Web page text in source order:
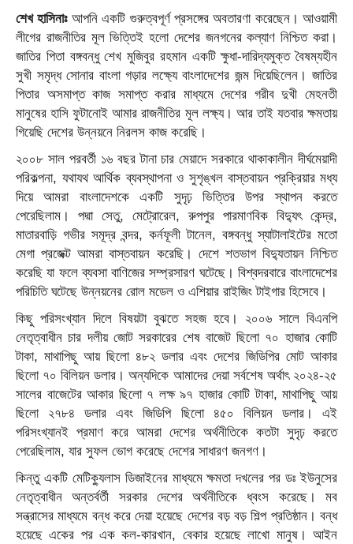
শেখ হাসিনাঃআপনি একটি গুরুত্বপূর্ণ প্রসঙ্গের অবতারণা করেছেন। আওয়ামী
লীগের রাজনীতির মূল ভিত্তিই হলো দেশের জনগনের কল্যাণ নিশ্চিত করা।
জাতির পিতা বঙ্গবন্ধু শেখ মুজিবুর রহমান একটি ক্ষুধা-দারিদ্যমুক্ত বৈষম্যহীন
সুখী সমৃদ্ধ সোনার বাংলা গড়ার লক্ষ্যে বাংলাদেশের জন্ম দিয়েছিলেন। জাতির
পিতার অসমাপ্ত কাজ সমাপ্ত করার মাধ্যমে দেশের গরীব দুখী মেহনতী
মানুষের হাসি ফুটানোই আমার রাজনীতির মূল লক্ষ্য। আর তাই যতবার ক্ষমতায়
গিয়েছি দেশের উন্নয়নে নিরলস কাজ করেছি।
২০০৮ সাল পরবর্তী ১৬ বছর টানা চার মেয়াদে সরকারে থাকাকালীন দীর্ঘমেয়াদী
পরিকল্পনা, যথাযথ আর্থিক ব্যবস্থাপনা ও সুশৃঙ্খল বাস্তবায়ন প্রক্রিয়ার মধ্য
দিয়ে আমরা বাংলাদেশকে একটি সুদৃঢ় ভিত্তির উপর স্থাপন করতে
পেরেছিলাম। পদ্মা সেতু, মেট্রোরেল, রুপপুর পারমাণবিক বিদ্যুৎ কেন্দ্র,
মাতারবাড়ি গভীর সমূদ্র বন্দর, কর্নফূলী টানেল, বঙ্গবন্ধু স্যাটালাইটের মতো
মেগা প্রজেক্ট আমরা বাস্তবায়ন করেছি। দেশে শতভাগ বিদ্যুতায়ন নিশ্চিত
করেছি যা ফলে ব্যবসা বাণিজের সম্প্রসারণ ঘটেছে। বিশ্বদরবারে বাংলাদেশের
পরিচিতি ঘটেছে উন্নয়নের রোল মডেল ও এশিয়ার রাইজিং টাইগার হিসেবে।
কিছু পরিসংখ্যান দিলে বিষয়টা বুঝতে সহজ হবে। ২০০৬ সালে বিএনপি
নেতৃত্বাধীন চার দলীয় জোট সরকারের শেষ বাজেট ছিলো ৭০ হাজার কোটি
টাকা, মাথাপিছু আয় ছিলো ৪৮২ ডলার এবং দেশের জিডিপির মোট আকার
ছিলো ৭০ বিলিয়ন ডলার। অন্যদিকে আমাদের দেয়া সর্বশেষ অর্থাৎ ২০২৪-২৫
সালের বাজেটের আকার ছিলো ৭ লক্ষ ৯৭ হাজার কোটি টাকা, মাথাপিছু আয়
ছিলো ২৭৮৪ ডলার এবং জিডিপি ছিলো ৪৫০ বিলিয়ন ডলার। এই
পরিসংখ্যানই প্রমাণ করে আমরা দেশের অর্থনীতিকে কতটা সুদৃঢ় করতে
পেরেছিলাম, যার সুফল ভোগ করেছে দেশের সাধারণ জনগণ।
কিন্তু একটি মেটিক্যুলাস ডিজাইনের মাধ্যমে ক্ষমতা দখলের পর ডঃ ইউনুসের
নেতৃত্বাধীন অন্তর্বর্তী সরকার দেশের অর্থনীতিকে ধ্বংস করেছে। মব
সন্ত্রাসের মাধ্যমে বন্ধ করে দেয়া হয়েছে দেশের বড় বড় শিল্প প্রতিষ্ঠান। বন্ধ
হয়েছে একের পর এক কল-কারখান, বেকার হয়েছে লাখো মানুষ। আইন